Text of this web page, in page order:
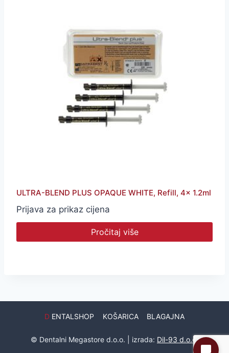
ULTRA-BLEND PLUS OPAQUE WHITE, Refill, 4x 1.2ml
Prijava za prikaz cijena
Pročitaj više
D ENTALSHOP KOŠARICA BLAGAJNA
© Dentalni Megastore d.o.o. | izrada: Dil-93 d.o.o.